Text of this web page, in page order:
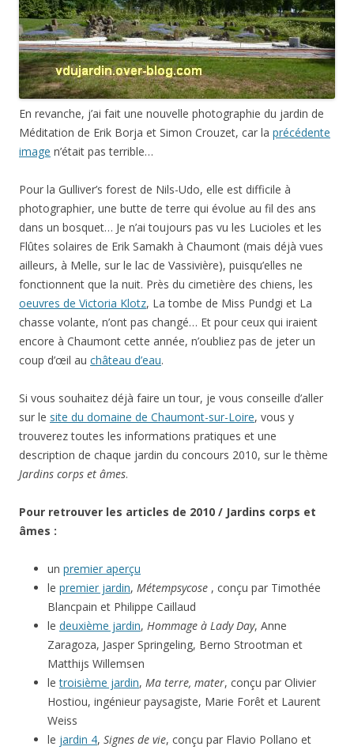
En revanche, j’ai fait une nouvelle photographie du jardin de
Méditation de Erik Borja et Simon Crouzet, car la précédente
image n’était pas terrible…
Pour la Gulliver’s forest de Nils-Udo, elle est difficile à
photographier, une butte de terre qui évolue au fil des ans
dans un bosquet… Je n’ai toujours pas vu les Lucioles et les
Flûtes solaires de Erik Samakh à Chaumont (mais déjà vues
ailleurs, à Melle, sur le lac de Vassivière), puisqu’elles ne
fonctionnent que la nuit. Près du cimetière des chiens, les
oeuvres de Victoria Klotz, La tombe de Miss Pundgi et La
chasse volante, n’ont pas changé… Et pour ceux qui iraient
encore à Chaumont cette année, n’oubliez pas de jeter un
coup d’œil au château d’eau.
Si vous souhaitez déjà faire un tour, je vous conseille d’aller
sur le site du domaine de Chaumont-sur-Loire, vous y
trouverez toutes les informations pratiques et une
description de chaque jardin du concours 2010, sur le thème
Jardins corps et âmes.
Pour retrouver les articles de 2010 / Jardins corps et
âmes :
un premier aperçu
le premier jardin, Métempsycose , conçu par Timothée
Blancpain et Philippe Caillaud
le deuxième jardin, Hommage à Lady Day, Anne
Zaragoza, Jasper Springeling, Berno Strootman et
Matthijs Willemsen
letroisième jardin, Ma terre, mater, conçu par Olivier
Hostiou, ingénieur paysagiste, Marie Forêt et Laurent
Weiss
le jardin 4, Signes de vie, conçu par Flavio Pollano et